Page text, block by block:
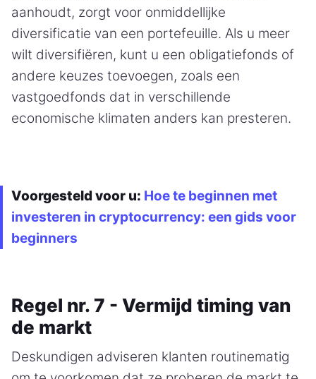
aanhoudt, zorgt voor onmiddellijke
diversificatie van een portefeuille. Als u meer
wilt diversifiëren, kunt u een obligatiefonds of
andere keuzes toevoegen, zoals een
vastgoedfonds dat in verschillende
economische klimaten anders kan presteren.
Voorgesteld voor u: Hoe te beginnen met
investeren in cryptocurrency: een gids voor
beginners
Regel nr. 7 - Vermijd timing van
de markt
Deskundigen adviseren klanten routinematig